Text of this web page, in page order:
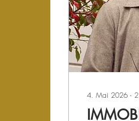
4. Mai 2026 ∙ 2